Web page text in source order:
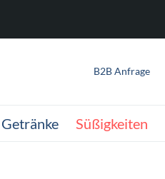
B2B Anfrage
Getränke Süßigkeiten